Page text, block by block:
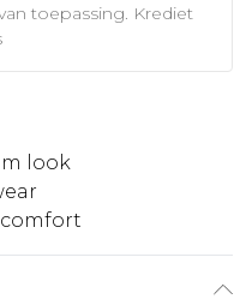
toepassing. Krediet
look